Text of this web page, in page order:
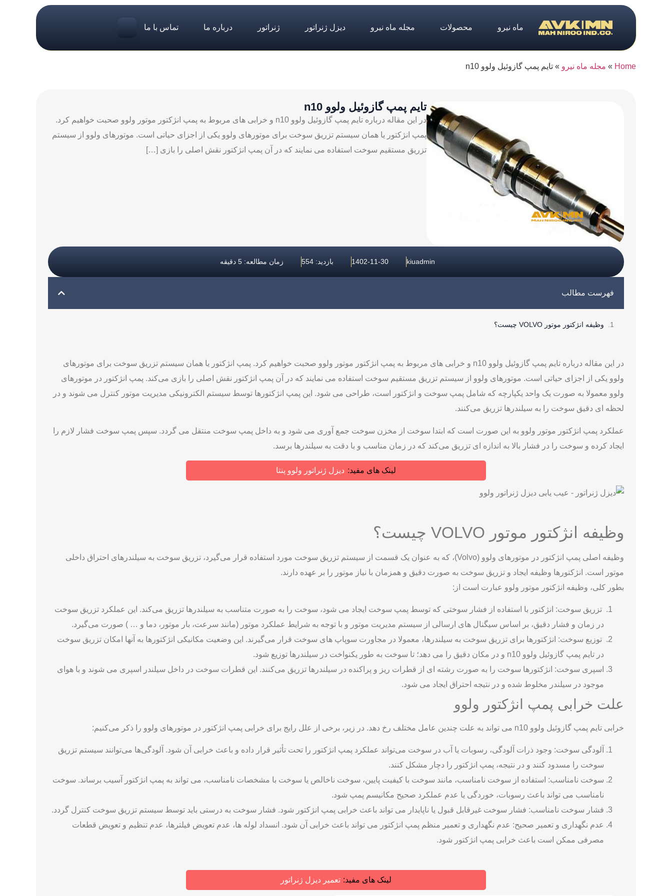
ماه نیرو محصولات مجله ماه نیرو دیزل ژنراتور ژنراتور درباره ما تماس با ما
Home
» مجله ماه نیرو » تایم پمپ گازوئیل ولوو n10
تایم پمپ گازوئیل ولوو n10
در این مقاله درباره تایم پمپ گازوئیل ولوو n10 و خرابی های مربوط به پمپ انژکتور موتور ولوو صحبت خواهیم کرد.
پمپ انژکتور یا همان سیستم تزریق سوخت برای موتورهای ولوو یکی از اجزای حیاتی است. موتورهای ولوو از سیستم
تزریق مستقیم سوخت استفاده می ‌نمایند که در آن پمپ انژکتور نقش اصلی را بازی […]
kiuadmin
1402-11-30 بازدید: 554 زمان مطالعه: 5 دقیقه
فهرست مطالب
وظیفه انژکتور موتور VOLVO چیست؟
در این مقاله درباره تایم پمپ گازوئیل ولوو n10 و خرابی های مربوط به پمپ انژکتور موتور ولوو صحبت خواهیم کرد. پمپ انژکتور یا همان سیستم تزریق سوخت برای موتورهای
ولوو یکی از اجزای حیاتی است. موتورهای ولوو از سیستم تزریق مستقیم سوخت استفاده می ‌نمایند که در آن پمپ انژکتور نقش اصلی را بازی می‌کند. پمپ انژکتور در موتورهای
ولوو معمولا به ‌صورت یک واحد یکپارچه که شامل پمپ سوخت و انژکتور است، طراحی می شود. این پمپ انژکتورها توسط سیستم الکترونیکی مدیریت موتور کنترل می ‌شوند و در
لحظه ‌ای دقیق سوخت را به سیلندرها تزریق می‌کنند.
عملکرد پمپ انژکتور موتور ولوو به این صورت است که ابتدا سوخت از مخزن سوخت جمع ‌آوری می‌ شود و به داخل پمپ سوخت منتقل می گردد. سپس پمپ سوخت فشار لازم را
ایجاد کرده و سوخت را در فشار بالا به اندازه‌ ای تزریق می‌کند که در زمان مناسب و با دقت به سیلندرها برسد.
لینک های مفید: دیزل ژنراتور ولوو پنتا
وظیفه انژکتور موتور VOLVO چیست؟
وظیفه اصلی پمپ انژکتور در موتورهای ولوو (Volvo)، که به عنوان یک قسمت از سیستم تزریق سوخت مورد استفاده قرار می‌گیرد، تزریق سوخت به سیلندرهای احتراق داخلی
موتور است. انژکتورها وظیفه ایجاد و تزریق سوخت به صورت دقیق و همزمان با نیاز موتور را بر عهده دارند.
بطور کلی، وظیفه انژکتور موتور ولوو عبارت است از:
تزریق سوخت: انژکتور با استفاده از فشار سوختی که توسط پمپ سوخت ایجاد می‌ شود، سوخت را به صورت متناسب به سیلندرها تزریق می‌کند. این عملکرد تزریق سوخت
در زمان و فشار دقیق، بر اساس سیگنال ‌های ارسالی از سیستم مدیریت موتور و با توجه به شرایط عملکرد موتور (مانند سرعت، بار موتور، دما و … ) صورت می‌گیرد.
توزیع سوخت: انژکتورها برای تزریق سوخت به سیلندرها، معمولا در مجاورت سوپاپ ‌های سوخت قرار می‌گیرند. این وضعیت مکانیکی انژکتورها به آنها امکان تزریق سوخت
در تایم پمپ گازوئیل ولوو n10 و در مکان دقیق را می ‌دهد؛ تا سوخت به طور یکنواخت در سیلندرها توزیع شود.
اسپری سوخت: انژکتورها سوخت را به صورت رشته ‌ای از قطرات ریز و پراکنده در سیلندرها تزریق می‌کنند. این قطرات سوخت در داخل سیلندر اسپری می ‌شوند و با هوای
موجود در سیلندر مخلوط شده و در نتیجه احتراق ایجاد می ‌شود.
علت خرابی پمپ انژکتور ولوو
خرابی تایم پمپ گازوئیل ولوو n10 می‌ تواند به علت چندین عامل مختلف رخ دهد. در زیر، برخی از علل رایج برای خرابی پمپ انژکتور در موتورهای ولوو را ذکر می‌کنیم:
آلودگی سوخت: وجود ذرات آلودگی، رسوبات یا آب در سوخت می‌تواند عملکرد پمپ انژکتور را تحت تأثیر قرار داده و باعث خرابی آن شود. آلودگی‌ها می‌توانند سیستم تزریق
سوخت را مسدود کنند و در نتیجه، پمپ انژکتور را دچار مشکل کنند.
سوخت نامناسب: استفاده از سوخت نامناسب، مانند سوخت با کیفیت پایین، سوخت ناخالص یا سوخت با مشخصات نامناسب، می ‌تواند به پمپ انژکتور آسیب برساند. سوخت
نامناسب می ‌تواند باعث رسوبات، خوردگی یا عدم عملکرد صحیح مکانیسم پمپ شود.
فشار سوخت نامناسب: فشار سوخت غیرقابل قبول یا ناپایدار می ‌تواند باعث خرابی پمپ انژکتور شود. فشار سوخت به درستی باید توسط سیستم تزریق سوخت کنترل گردد.
عدم نگهداری و تعمیر صحیح: عدم نگهداری و تعمیر منظم پمپ انژکتور می ‌تواند باعث خرابی آن شود. انسداد لوله ‌ها، عدم تعویض فیلترها، عدم تنظیم و تعویض قطعات
مصرفی ممکن است باعث خرابی پمپ انژکتور شود.
لینک های مفید: تعمیر دیزل ژنراتور